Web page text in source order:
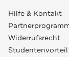
Hilfe & Kontakt
Widerrufsrecht
Studentenvorteil